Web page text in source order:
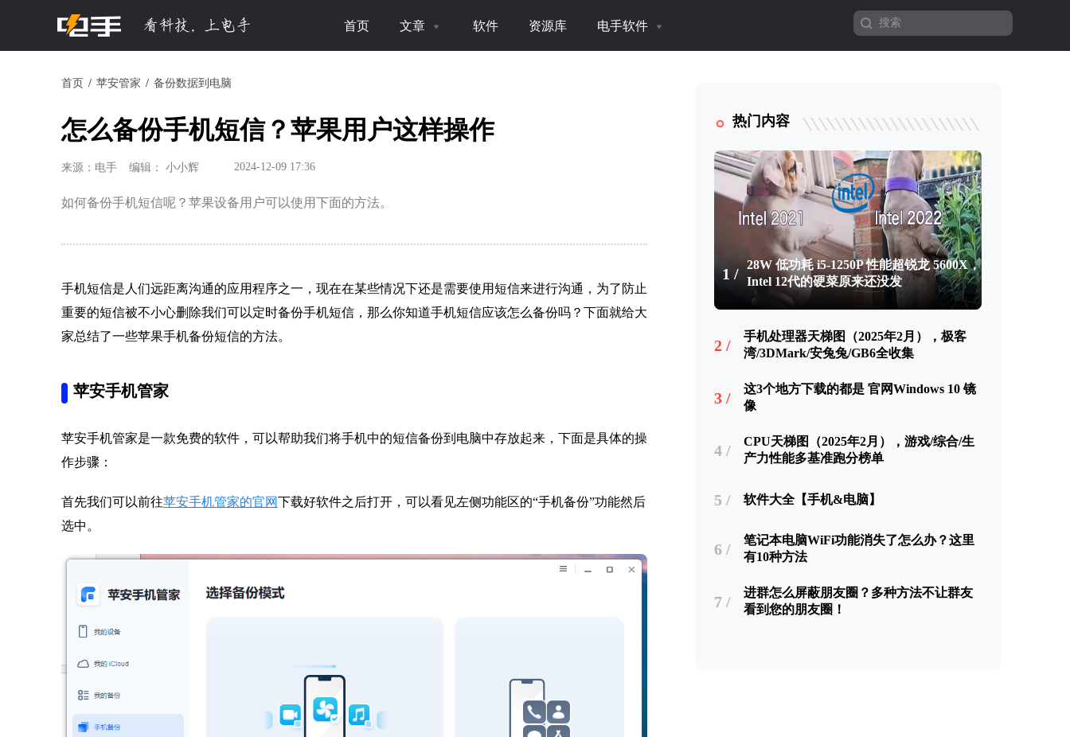
首页 文章 软件 资源库 电手软件
首页 苹安管家 备份数据到电脑
怎么备份手机短信？苹果用户这样操作
来源：电手 编辑： 小小辉 2024-12-09 17:36
如何备份手机短信呢？苹果设备用户可以使用下面的方法。
手机短信是人们远距离沟通的应用程序之一，现在在某些情况下还是需要使用短信来进行沟通，为了防止
重要的短信被不小心删除我们可以定时备份手机短信，那么你知道手机短信应该怎么备份吗？下面就给大
家总结了一些苹果手机备份短信的方法。
苹安手机管家
苹安手机管家是一款免费的软件，可以帮助我们将手机中的短信备份到电脑中存放起来，下面是具体的操
作步骤：
首先我们可以前往苹安手机管家的官网下载好软件之后打开，可以看见左侧功能区的“手机备份”功能然后
选中。
热门内容
1 /
28W 低功耗 i5-1250P 性能超锐龙 5600X，
Intel 12代的硬菜原来还没发
2 /
手机处理器天梯图（2025年2月），极客
湾/3DMark/安兔兔/GB6全收集
3 /
这3个地方下载的都是 官网Windows 10 镜
像
4 /
CPU天梯图（2025年2月），游戏/综合/生
产力性能多基准跑分榜单
5 / 软件大全【手机&电脑】
6 /
笔记本电脑WiFi功能消失了怎么办？这里
有10种方法
7 /
进群怎么屏蔽朋友圈？多种方法不让群友
看到您的朋友圈！